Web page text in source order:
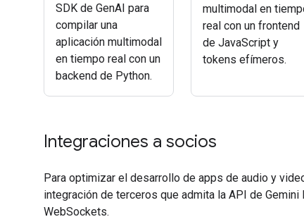
SDK de GenAI para
compilar una
aplicación multimodal
en tiempo real con un
backend de Python.
multimodal en
real con un frontend
de JavaScript y
tokens efímeros.
Integraciones a socios
Para optimizar el desarrollo de apps de audio y
integración de terceros que admita la API de Gemini
WebSockets.